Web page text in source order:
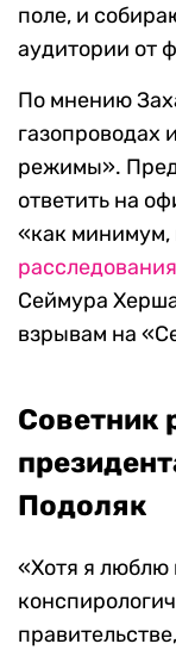
поле, и
аудитории от
По мнению
газопроводах
режимы».
ответить на
«как минимум,
расследования
Сеймура
взрывам на
Советник
Подоляк
«Хотя я люблю